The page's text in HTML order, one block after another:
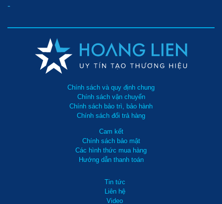
-
Chính sách và quy định chung
Chính sách vận chuyển
Chính sách bảo trì, bảo hành
Chính sách đổi trả hàng
Cam kết
Chính sách bảo mật
Các hình thức mua hàng
Hướng dẫn thanh toán
Tin tức
Liên hệ
Video